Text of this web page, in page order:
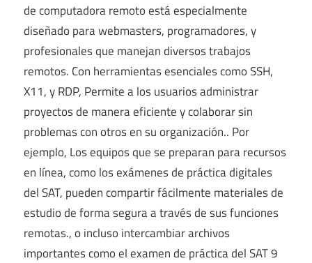
de computadora remoto está especialmente
diseñado para webmasters, programadores, y
profesionales que manejan diversos trabajos
remotos. Con herramientas esenciales como SSH,
X11, y RDP, Permite a los usuarios administrar
proyectos de manera eficiente y colaborar sin
problemas con otros en su organización.. Por
ejemplo, Los equipos que se preparan para recursos
en línea, como los exámenes de práctica digitales
del SAT, pueden compartir fácilmente materiales de
estudio de forma segura a través de sus funciones
remotas., o incluso intercambiar archivos
importantes como el examen de práctica del SAT 9